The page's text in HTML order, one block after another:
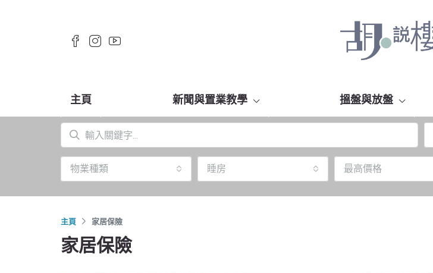
主頁 新聞與置業教學 搵盤與放盤
物業種類 睡房 最高價格
主頁 家居保險
家居保險